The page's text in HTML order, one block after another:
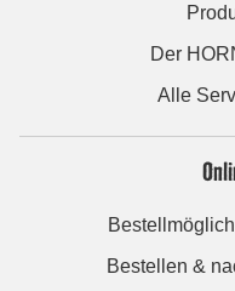
Der
Alle
Bestellen &